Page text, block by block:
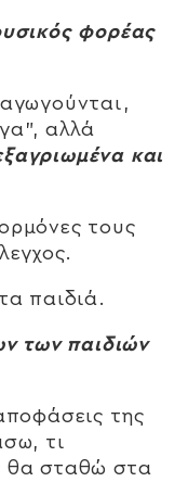
φορέας
αλλά
και
τους
παιδιά.
των παιδιών
της
τι
θα σταθώ στα